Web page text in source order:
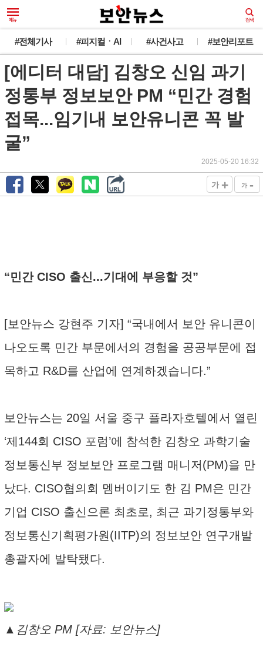
#전체기사 #피지컬ㆍAI #사건사고 #보안리포트
[에디터 대담] 김창오 신임 과기
정통부 정보보안 PM “민간 경험
접목...임기내 보안유니콘 꼭 발
굴”
2025-05-20 16:32
가 + 가 -
“민간 CISO 출신...기대에 부응할 것”
[보안뉴스 강현주 기자] “국내에서 보안 유니콘이
나오도록 민간 부문에서의 경험을 공공부문에 접
목하고 R&D를 산업에 연계하겠습니다.”
보안뉴스는 20일 서울 중구 플라자호텔에서 열린
‘제144회 CISO 포럼’에 참석한 김창오 과학기술
정보통신부 정보보안 프로그램 매니저(PM)을 만
났다. CISO협의회 멤버이기도 한 김 PM은 민간
기업 CISO 출신으론 최초로, 최근 과기정통부와
정보통신기획평가원(IITP)의 정보보안 연구개발
총괄자에 발탁됐다.
▲김창오 PM [자료: 보안뉴스]